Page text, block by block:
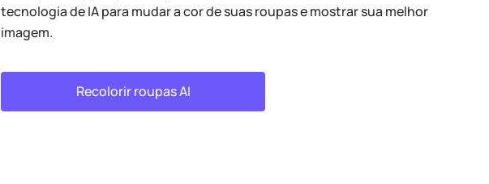
tecnologia de IA para mudar a cor de suas roupas e mostrar sua melhor
imagem.
Recolorir roupas AI